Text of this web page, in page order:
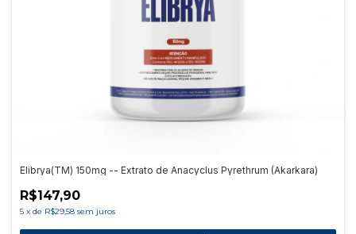
Elibrya(TM) 150mg -- Extrato de Anacyclus Pyrethrum (Akarkara)
R$147,90
5 x de R$29,58 sem juros